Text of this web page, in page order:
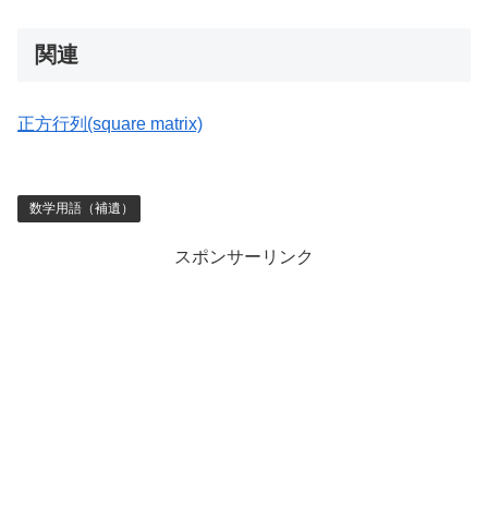
関連
正方行列(square matrix)
数学用語（補遺）
スポンサーリンク